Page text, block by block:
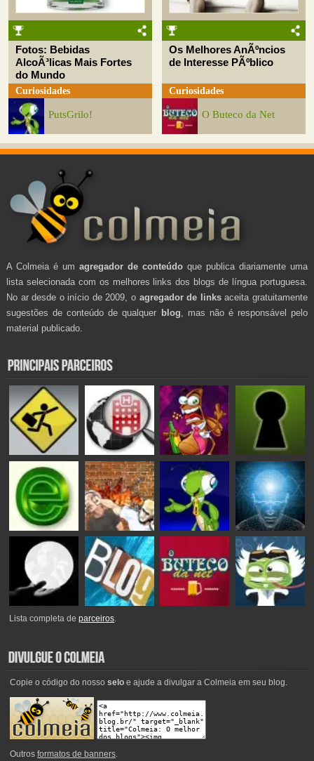
Fotos: Bebidas
AlcoÃ³licas Mais Fortes
do Mundo
Curiosidades
PutsGrilo!
Os Melhores AnÃºncios
de Interesse PÃºblico
Curiosidades
O Buteco da Net
A Colmeia é um agregador de conteúdo que publica diariamente uma
lista selecionada com os melhores links dos blogs de língua portuguesa.
No ar desde o início de 2009, o agregador de linksaceita gratuitamente
sugestões de conteúdo de qualquer blog , mas não é responsável pelo
material publicado.
Lista completa deparceiros.
Copie o código do nosso seloe ajude a divulgar a Colmeia em seu blog.
Outros formatos de banners.